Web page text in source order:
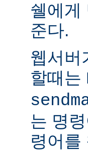
쉘에게
준다.
웹서버
할때는
는 명
령어를